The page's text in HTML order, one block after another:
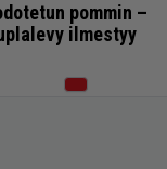
pommin –
ilmestyy